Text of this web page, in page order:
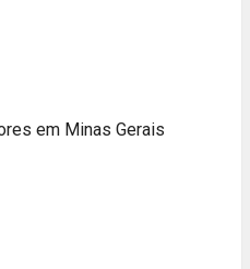
em Minas Gerais